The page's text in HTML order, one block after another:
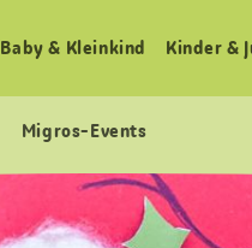
Baby & Kleinkind Kinder &
Migros-Events